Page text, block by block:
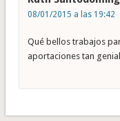
08/01/2015 a las 19:42
Qué bellos trabajos
aportaciones tan